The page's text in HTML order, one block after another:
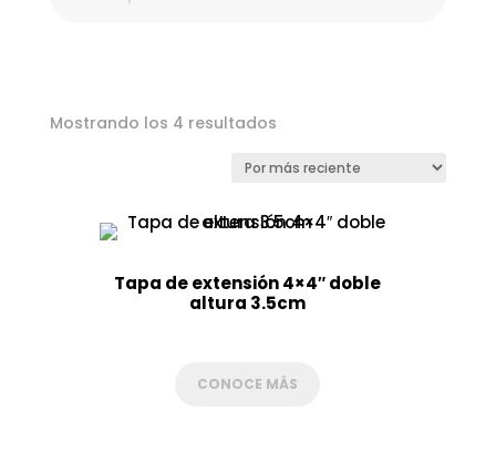
Mostrando los 4 resultadosOrdenado
los
Tapa de extensión 4×4″ doble
altura 3.5cm
CONOCE MÁS